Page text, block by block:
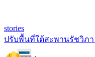
stories
ปรับพื้นที่ใต้สะพานรัชวิภา